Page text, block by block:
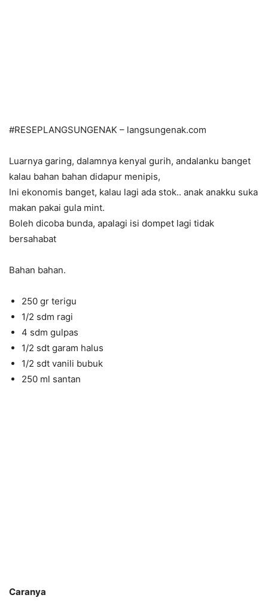
#RESEPLANGSUNGENAK – langsungenak.com
Luarnya garing, dalamnya kenyal gurih, andalanku banget
kalau bahan bahan didapur menipis,
Ini ekonomis banget, kalau lagi ada stok.. anak anakku suka
makan pakai gula mint.
Boleh dicoba bunda, apalagi isi dompet lagi tidak
bersahabat
Bahan bahan.
250 gr terigu
1/2 sdm ragi
4 sdm gulpas
1/2 sdt garam halus
1/2 sdt vanili bubuk
250 ml santan
Caranya